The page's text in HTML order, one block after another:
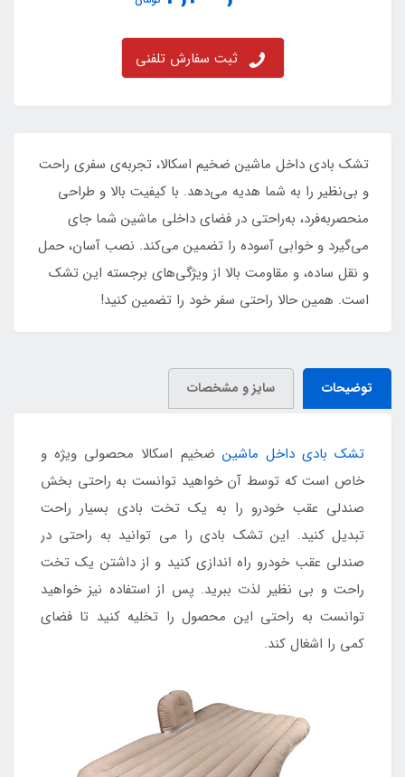
ثبت سفارش تلفنی
تشک بادی داخل ماشین ضخیم اسکالا، تجربه‌ی سفری راحت
و بی‌نظیر را به شما هدیه می‌دهد. با کیفیت بالا و طراحی
منحصر‌به‌فرد، به‌راحتی در فضای داخلی ماشین شما جای
می‌گیرد و خوابی آسوده را تضمین می‌کند. نصب آسان، حمل
و نقل ساده، و مقاومت بالا از ویژگی‌های برجسته این تشک
است. همین حالا راحتی سفر خود را تضمین کنید!
توضیحات سایز و مشخصات
تشک بادی داخل ماشین ضخیم اسکالا محصولی ویژه و
خاص است که توسط آن خواهید توانست به راحتی بخش
صندلی عقب خودرو را به یک تخت بادی بسیار راحت
تبدیل کنید. این تشک بادی را می توانید به راحتی در
صندلی عقب خودرو راه اندازی کنید و از داشتن یک تخت
راحت و بی نظیر لذت ببرید. پس از استفاده نیز خواهید
توانست به راحتی این محصول را تخلیه کنید تا فضای
کمی را اشغال کند.